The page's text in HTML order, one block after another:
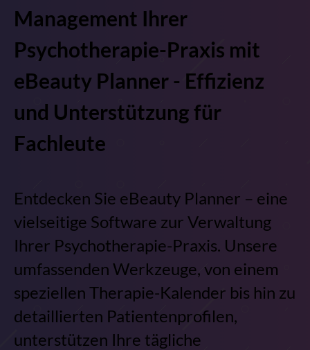
Management Ihrer
Psychotherapie-Praxis mit
eBeauty Planner - Effizienz
und Unterstützung für
Fachleute
Entdecken Sie eBeauty Planner – eine
vielseitige Software zur Verwaltung
Ihrer Psychotherapie-Praxis. Unsere
umfassenden Werkzeuge, von einem
speziellen Therapie-Kalender bis hin zu
detaillierten Patientenprofilen,
unterstützen Ihre tägliche